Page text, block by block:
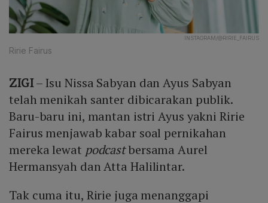
INSTAGRAM/@RIRIE_FAIRUS
Ririe Fairus
ZIGI– Isu Nissa Sabyan dan Ayus Sabyan
telah menikah santer dibicarakan publik.
Baru-baru ini, mantan istri Ayus yakni Ririe
Fairus menjawab kabar soal pernikahan
mereka lewat podcastbersama Aurel
Hermansyah dan Atta Halilintar.
Tak cuma itu, Ririe juga menanggapi